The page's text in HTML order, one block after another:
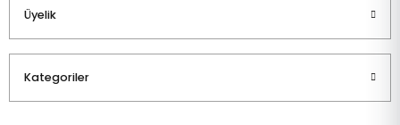
Üyelik
Kategoriler